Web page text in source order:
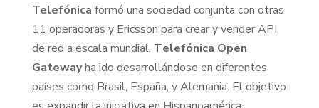
Telefónica formó una sociedad conjunta con otras
11 operadoras y Ericsson para crear y vender API
de red a escala mundial. Telefónica Open
Gatewayha ido desarrollándose en diferentes
países como Brasil, España, y Alemania. El objetivo